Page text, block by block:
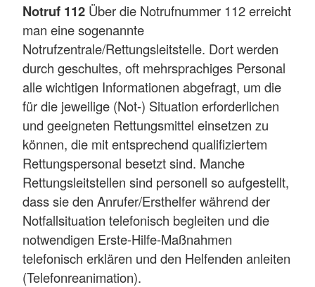
Notruf 112 Über die Notrufnummer 112 erreicht
man eine sogenannte
Notrufzentrale/Rettungsleitstelle. Dort werden
durch geschultes, oft mehrsprachiges Personal
alle wichtigen Informationen abgefragt, um die
für die jeweilige (Not-) Situation erforderlichen
und geeigneten Rettungsmittel einsetzen zu
können, die mit entsprechend qualifiziertem
Rettungspersonal besetzt sind. Manche
Rettungsleitstellen sind personell so aufgestellt,
dass sie den Anrufer/Ersthelfer während der
Notfallsituation telefonisch begleiten und die
notwendigen Erste-Hilfe-Maßnahmen
telefonisch erklären und den Helfenden anleiten
(Telefonreanimation).